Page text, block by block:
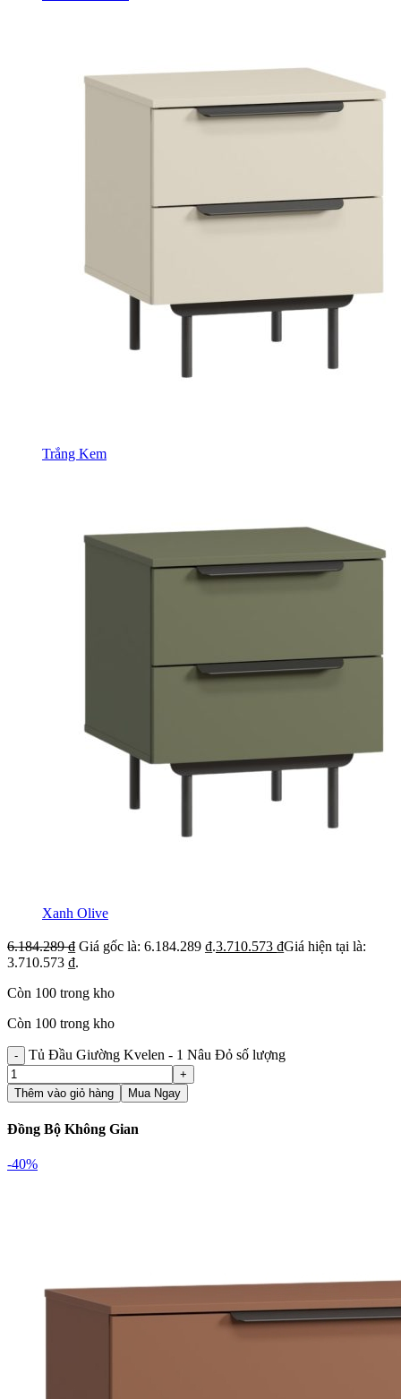
Trắng Kem
Xanh Olive
6.184.289₫ Giá gốc là: 6.184.289 ₫.3.710.573 ₫Giá hiện tại là:
3.710.573 ₫.
Còn 100 trong kho
Còn 100 trong kho
Tủ Đầu Giường Kvelen - 1 Nâu Đỏ số lượng
Thêm vào giỏ hàng Mua Ngay
Đồng Bộ Không Gian
-40%